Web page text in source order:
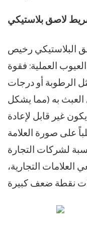
البلاستيكي رخيص
العملية: فقوة
الرطوبة أو درجات
العبث به (مما يشكل
يكون غير قابل لإعادة
على صورة العلامة
لشركات التجارة
العلامات التجارية،